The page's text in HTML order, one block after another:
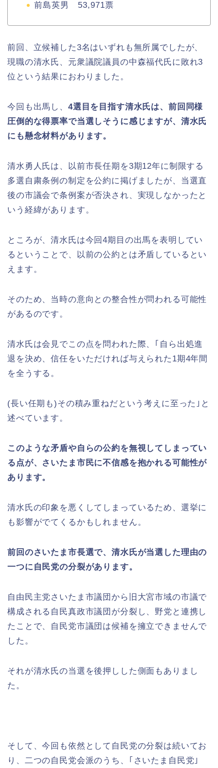
前島英男 53,971票
前回、立候補した3名はいずれも無所属でしたが、
現職の清水氏、元衆議院議員の中森福代氏に敗れ3
位という結果におわりました。
今回も出馬し、 4選目を目指す清水氏は、前回同様
圧倒的な得票率で当選しそうに感じますが、清水氏
にも懸念材料があります。
清水勇人氏は、以前市長任期を3期12年に制限する
多選自粛条例の制定を公約に掲げましたが、当選直
後の市議会で条例案が否決され、実現しなかったと
いう経緯があります。
ところが、清水氏は今回4期目の出馬を表明してい
るということで、以前の公約とは矛盾しているとい
えます。
そのため、当時の意向との整合性が問われる可能性
があるのです。
清水氏は会見でこの点を問われた際、｢自ら出処進
退を決め、信任をいただければ与えられた1期4年間
を全うする。
(長い任期も)その積み重ねだという考えに至った｣と
述べています。
このような矛盾や自らの公約を無視してしまってい
る点が、さいたま市民に不信感を抱かれる可能性が
あります。
清水氏の印象を悪くしてしまっているため、選挙に
も影響がでてくるかもしれません。
前回のさいたま市長選で、清水氏が当選した理由の
一つに自民党の分裂があります。
自由民主党さいたま市議団から旧大宮市域の市議で
構成される自民真政市議団が分裂し、野党と連携し
たことで、自民党市議団は候補を擁立できませんで
した。
それが清水氏の当選を後押しした側面もありまし
た。
そして、今回も依然として自民党の分裂は続いてお
り、二つの自民党会派のうち、｢さいたま自民党｣